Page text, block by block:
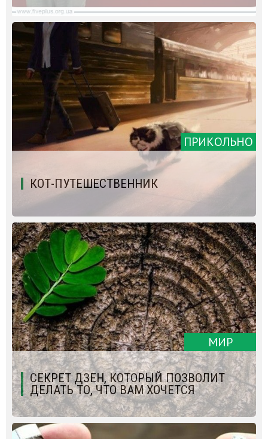
ПРИКОЛЬНО
КОТ-ПУТЕШЕСТВЕННИК
МИР
СЕКРЕТ ДЗЕН, КОТОРЫЙ ПОЗВОЛИТ
ДЕЛАТЬ ТО, ЧТО ВАМ ХОЧЕТСЯ